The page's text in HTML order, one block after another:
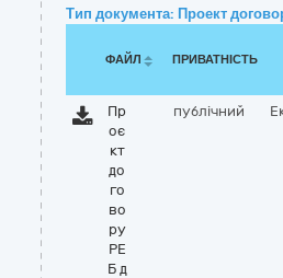
Тип документа: Проект
ФАЙЛ ПРИВАТНІСТЬ
Пр
оє
кт
до
го
во
ру
РЕ
Б д
публічний